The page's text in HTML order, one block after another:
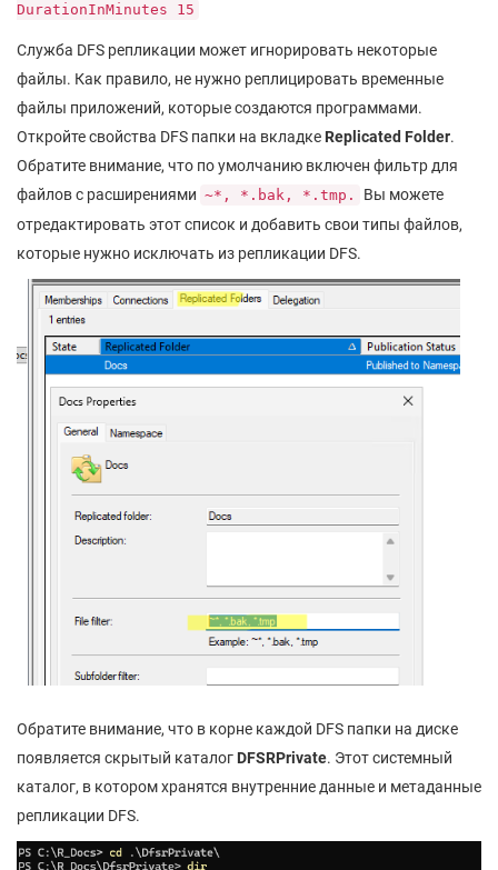
DurationInMinutes 15
Служба DFS репликации может игнорировать некоторые
файлы. Как правило, не нужно реплицировать временные
файлы приложений, которые создаются программами.
Откройте свойства DFS папки на вкладке Replicated Folder.
Обратите внимание, что по умолчанию включен фильтр для
файлов с расширениями ~*, *.bak, *.tmp.
Вы можете
отредактировать этот список и добавить свои типы файлов,
которые нужно исключать из репликации DFS.
Обратите внимание, что в корне каждой DFS папки на диске
появляется скрытый каталог DFSRPrivate. Этот системный
каталог, в котором хранятся внутренние данные и метаданные
репликации DFS.